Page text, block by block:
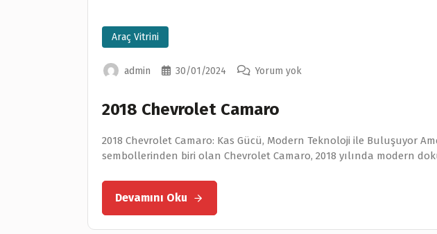
Araç Vitrini
admin 30/01/2024 Yorum yok
2018 Chevrolet Camaro
2018 Chevrolet Camaro: Kas Gücü, Modern Teknoloji ile Buluşuyor
sembollerinden biri olan Chevrolet Camaro, 2018 yılında modern
Devamını Oku